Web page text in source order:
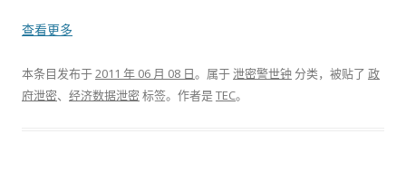
查看更多
本条目发布于2011 年 06 月 08 日。属于泄密警世钟 分类，被贴了 政
府泄密、 经济数据泄密标签。 作者是TEC。